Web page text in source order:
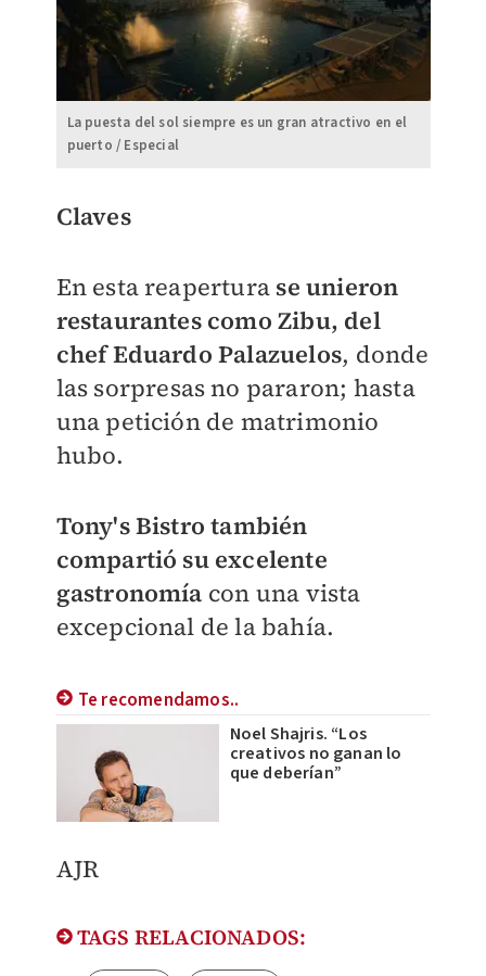
La puesta del sol siempre es un gran atractivo en el
puerto / Especial
Claves
En esta reapertura se unieron
restaurantes como Zibu, del
chef Eduardo Palazuelos, donde
las sorpresas no pararon; hasta
una petición de matrimonio
hubo.
Tony's Bistro también
compartió su excelente
gastronomía con una vista
excepcional de la bahía.
Te recomendamos..
Noel Shajris. “Los
creativos no ganan lo
que deberían”
AJR
TAGS RELACIONADOS: